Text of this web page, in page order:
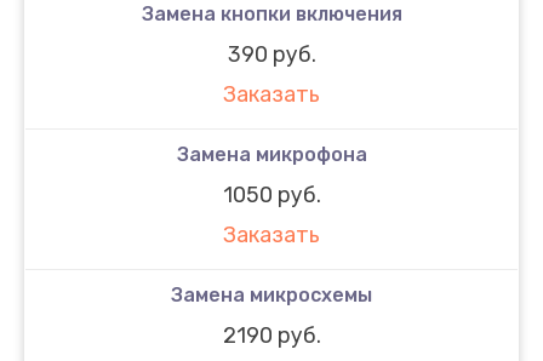
Замена кнопки включения
390 руб.
Заказать
Замена микрофона
1050 руб.
Заказать
Замена микросхемы
2190 руб.